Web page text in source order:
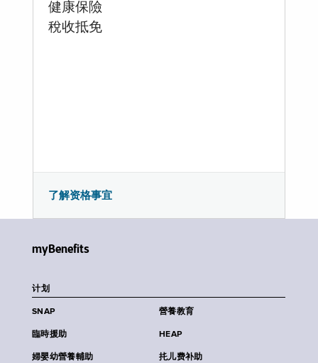
健康保險
稅收抵免
了解资格事宜
myBenefits
计划
SNAP 營養教育
臨時援助 HEAP
婦嬰幼營養輔助 扥儿费补助